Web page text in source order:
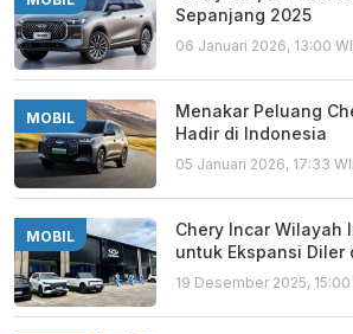
Sepanjang 2025
06 Januari 2026, 13:00
MOBIL
Menakar Peluang
Hadir di Indonesia
05 Januari 2026, 17:33
MOBIL
Chery Incar Wilayah
untuk Ekspansi Diler
19 Desember 2025, 15:00